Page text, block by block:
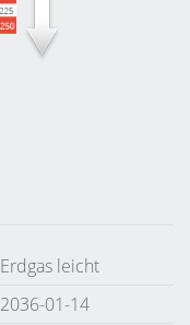
Erdgas leicht
2036-01-14